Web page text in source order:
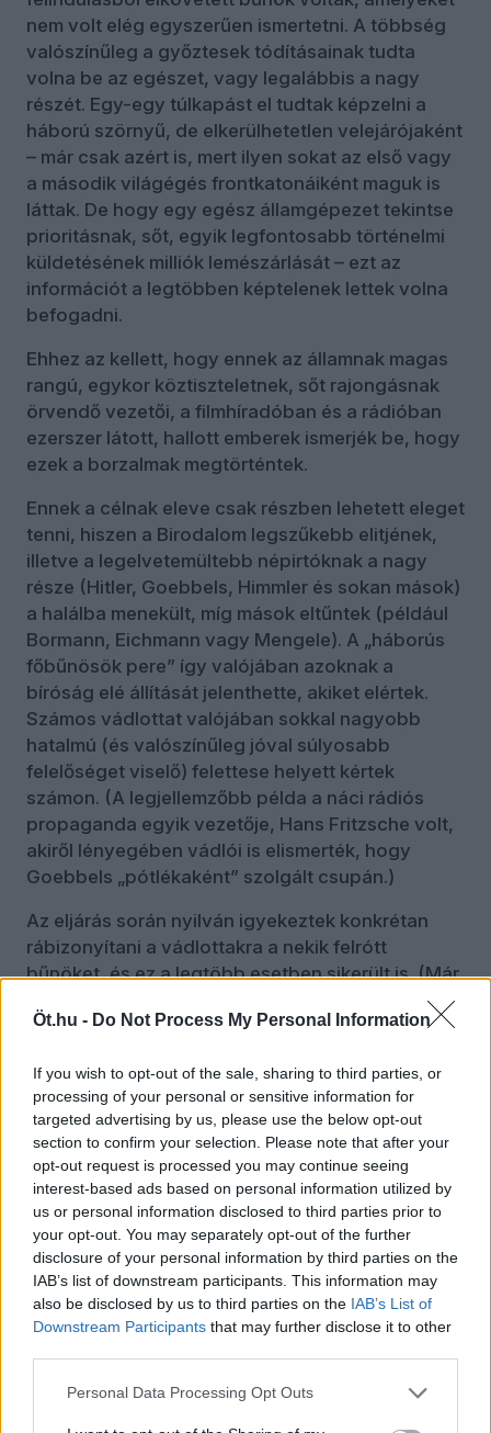
Öt.hu - Do Not Process My Personal Information
If you wish to opt-out of the sale, sharing to third parties, or
processing of your personal or sensitive information for
targeted advertising by us, please use the below opt-out
section to confirm your selection. Please note that after your
opt-out request is processed you may continue seeing
interest-based ads based on personal information utilized by
us or personal information disclosed to third parties prior to
your opt-out. You may separately opt-out of the further
disclosure of your personal information by third parties on the
IAB’s list of downstream participants. This information may
also be disclosed by us to third parties on the IAB’s List of
Downstream Participants that may further disclose it to other
Personal Data Processing Opt Outs
nem volt elég egyszerűen ismertetni. A többség
valószínűleg a győztesek tódításainak tudta
volna be az egészet, vagy legalábbis a nagy
részét. Egy-egy túlkapást el tudtak képzelni a
háború szörnyű, de elkerülhetetlen velejárójaként
– már csak azért is, mert ilyen sokat az első vagy
a második világégés frontkatonáiként maguk is
láttak. De hogy egy egész államgépezet tekintse
prioritásnak, sőt, egyik legfontosabb történelmi
küldetésének milliók lemészárlását – ezt az
információt a legtöbben képtelenek lettek volna
befogadni.
Ehhez az kellett, hogy ennek az államnak magas
rangú, egykor köztiszteletnek, sőt rajongásnak
örvendő vezetői, a filmhíradóban és a rádióban
ezerszer látott, hallott emberek ismerjék be, hogy
ezek a borzalmak megtörténtek.
Ennek a célnak eleve csak részben lehetett eleget
tenni, hiszen a Birodalom legszűkebb elitjének,
illetve a legelvetemültebb népirtóknak a nagy
része (Hitler, Goebbels, Himmler és sokan mások)
a halálba menekült, míg mások eltűntek (például
Bormann, Eichmann vagy Mengele). A „háborús
főbűnösök pere” így valójában azoknak a
bíróság elé állítását jelenthette, akiket elértek.
Számos vádlottat valójában sokkal nagyobb
hatalmú (és valószínűleg jóval súlyosabb
felelőséget viselő) felettese helyett kértek
számon. (A legjellemzőbb példa a náci rádiós
propaganda egyik vezetője, Hans Fritzsche volt,
akiről lényegében vádlói is elismerték, hogy
Goebbels „pótlékaként” szolgált csupán.)
Az eljárás során nyilván igyekeztek konkrétan
rábizonyítani a vádlottakra a nekik felrótt
bűnöket, és ez a legtöbb esetben sikerült is. (Már
elkövetői ellen éppen áldozataik tömege
fő cél az volt, hogy elkövetőként, vagy a
rendszer mit sem sejtő, felhasznált, de bűnbánó
ikonikus alakjaiként vállalják a felelősséget,
megtagadják a náci rezsimet, a
nemzetiszocializmust, és mindenekelőtt a Führert.
A per egész menete, dramaturgiája ebbe az
irányba mutatott, de a két börtönpszichiáter,
Kelley és Gilbert emlékirataiból is az derül ki, hogy
az egyik legfontosabb feladatuknak tartották,
hogy ezt elérjék a vádlottaknál.
tehát a szembesítés volt.